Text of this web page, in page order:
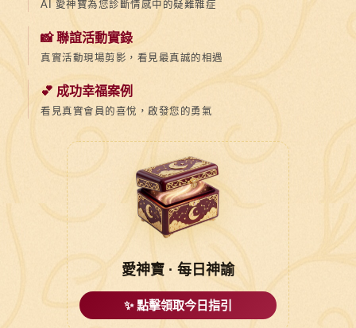
AI 愛神寶為您診斷情感中的疑難雜症
📸 聯誼活動實錄
真實活動現場剪影，看見最真誠的相遇
💕 成功幸福案例
看見真實會員的喜悅，啟發您的勇氣
愛神寶 · 每日神諭
✨ 點擊領取今日指引